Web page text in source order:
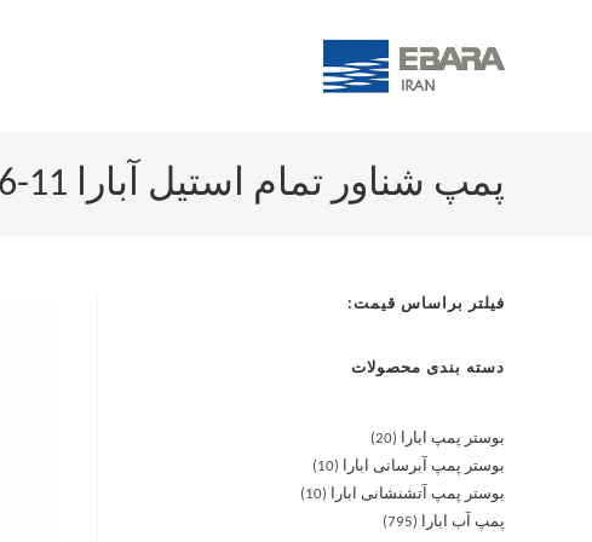
پمپ شناور تمام استیل آبارا 4SBH 6-11
فیلتر براساس قیمت:
دسته بندی محصولات
بوستر پمپ ابارا
20
بوستر پمپ آبرسانی ابارا
10
بوستر پمپ آتشنشانی ابارا
10
پمپ آب ابارا
795